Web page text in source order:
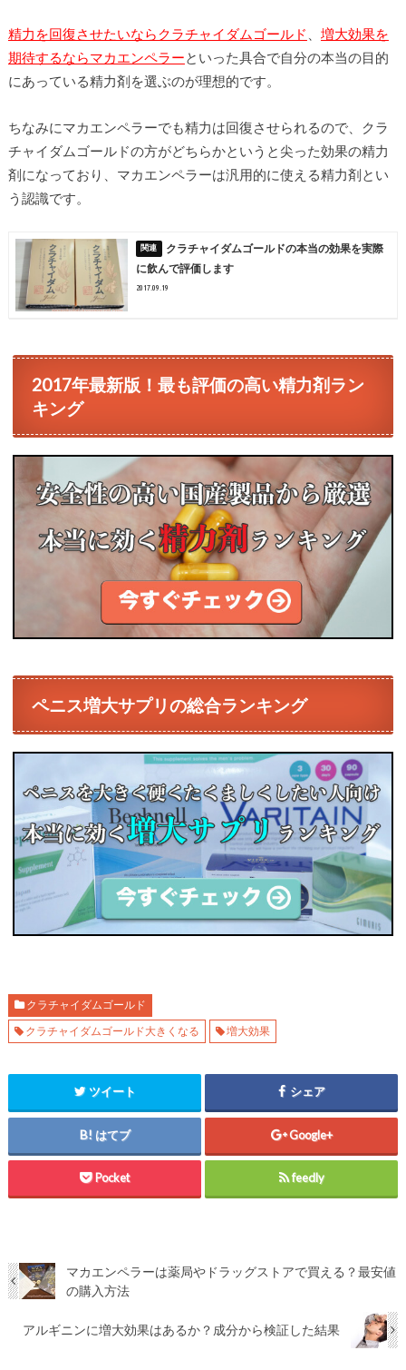
精力を回復させたいならクラチャイダムゴールド
増大効果を
期待するならマカエンペラーといった具合で自分の本当の目的
にあっている精力剤を選ぶのが理想的です。
ちなみにマカエンペラーでも精力は回復させられるので、クラ
チャイダムゴールドの方がどちらかというと尖った効果の精力
剤になっており、マカエンペラーは汎用的に使える精力剤とい
う認識です。
クラチャイダムゴールドの本当の効果を実際
に飲んで評価します
2017.09.19
2017年最新版！最も評価の高い精力剤ラン
キング
ペニス増大サプリの総合ランキング
クラチャイダムゴールド
クラチャイダムゴールド大きくなる
増大効果
ツイート シェア
はてブ Google+
Pocket feedly
マカエンペラーは薬局やドラッグストアで買える？最安値
の購入方法
アルギニンに増大効果はあるか？成分から検証した結果